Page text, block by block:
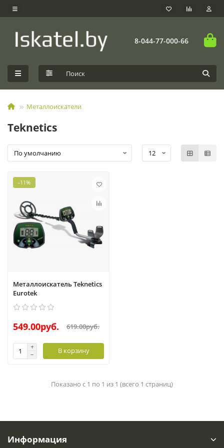
8-044-77-000-66
Металлоискатели
Teknetics
-11%
Металлоискатель Teknetics
Eurotek
549.00руб. 619.00руб.
В корзину
Показано с 1 по 1 из 1 (всего 1 страниц)
Информация